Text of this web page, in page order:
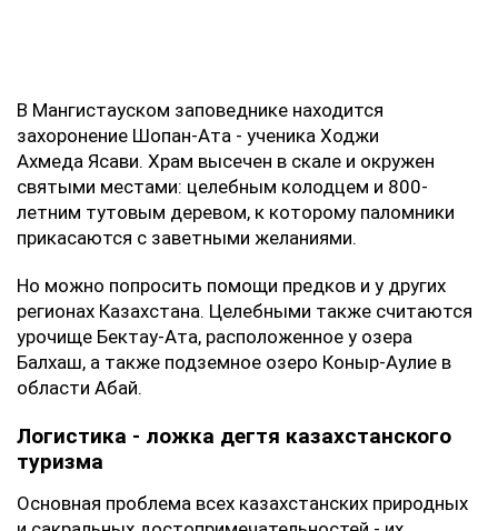
В Мангистауском заповеднике находится
захоронение Шопан-Ата - ученика Ходжи
Ахмеда Ясави. Храм высечен в скале и окружен
святыми местами: целебным колодцем и 800-
летним тутовым деревом, к которому паломники
прикасаются с заветными желаниями.
Но можно попросить помощи предков и у других
регионах Казахстана. Целебными также считаются
урочище Бектау-Ата, расположенное у озера
Балхаш, а также подземное озеро Коныр-Аулие в
области Абай.
Логистика - ложка дегтя казахстанского
туризма
Основная проблема всех казахстанских природных